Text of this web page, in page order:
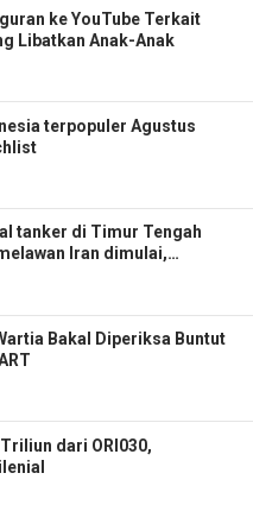
ke YouTube Terkait
Libatkan Anak-Anak
terpopuler Agustus
tanker di Timur Tengah
Iran dimulai,
Bakal Diperiksa Buntut
dari ORI030,